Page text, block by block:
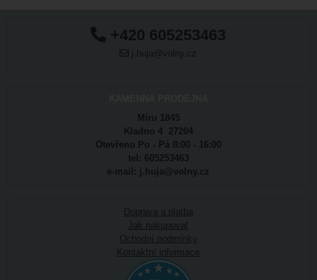
+420 605253463
j.huja@volny.cz
Míru 1845
Kladno 4 27204
Otevřeno Po - Pá 8:00 - 16:00
tel: 605253463
e-mail: j.huja@volny.cz
Doprava a platba
Jak nakupovat
Ochodní podmínky
Kontaktní informace